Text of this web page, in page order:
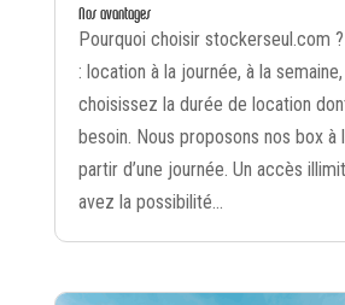
Nos avantages
Pourquoi choisir stockerseul.com
: location à la journée, à la
choisissez la durée de location
besoin. Nous proposons nos box à
partir d’une journée. Un accès
avez la possibilité...